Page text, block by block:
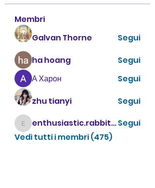
Membri
Galvan Thorne
Segui
ha hoang
Segui
А Харон
Segui
zhu tianyi
Segui
enthusiastic.rabbit.uhur enthusiastic.rabbit.uhurSegui
Vedi tutti i membri (475)